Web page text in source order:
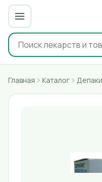
Главная Каталог